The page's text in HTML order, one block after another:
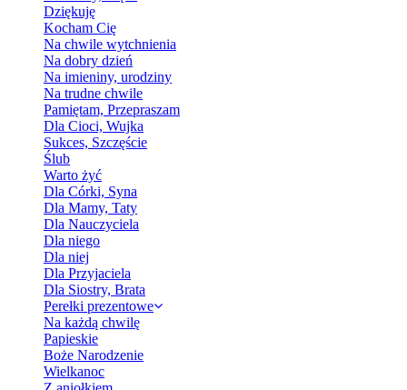
Dziękuję
Kocham Cię
Na chwile wytchnienia
Na dobry dzień
Na imieniny, urodziny
Na trudne chwile
Pamiętam, Przepraszam
Dla Cioci, Wujka
Sukces, Szczęście
Ślub
Warto żyć
Dla Córki, Syna
Dla Mamy, Taty
Dla Nauczyciela
Dla niego
Dla niej
Dla Przyjaciela
Dla Siostry, Brata
Perełki prezentowe
Na każdą chwilę
Papieskie
Boże Narodzenie
Wielkanoc